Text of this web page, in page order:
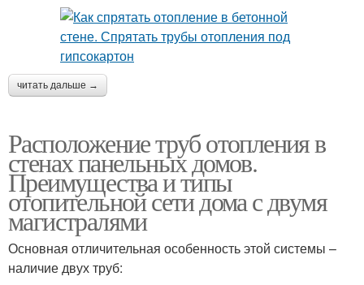
читать дальше →
Расположение труб отопления в
стенах панельных домов.
Преимущества и типы
отопительной сети дома с двумя
магистралями
Основная отличительная особенность этой системы –
наличие двух труб: